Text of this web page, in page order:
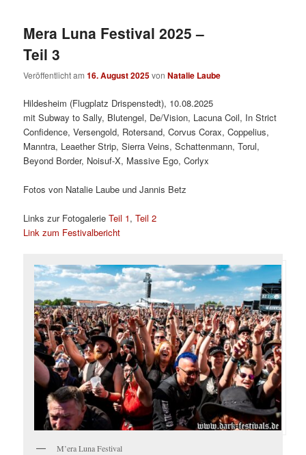
Mera Luna Festival 2025 –
Teil 3
Veröffentlicht am16. August 2025vonNatalie Laube
Hildesheim (Flugplatz Drispenstedt), 10.08.2025
mit Subway to Sally, Blutengel, De/Vision, Lacuna Coil, In Strict
Confidence, Versengold, Rotersand, Corvus Corax, Coppelius,
Manntra, Leaether Strip, Sierra Veins, Schattenmann, Torul,
Beyond Border, Noisuf-X, Massive Ego, Corlyx
Fotos von Natalie Laube und Jannis Betz
Links zur FotogalerieTeil 1,Teil 2
Link zum Festivalbericht
M’era Luna Festival